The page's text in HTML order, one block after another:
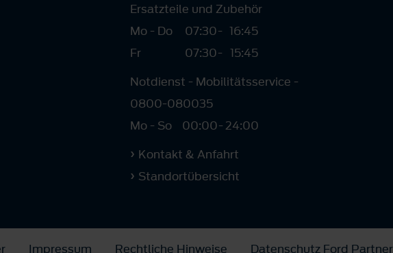
Ersatzteile und Zubehör
Mo - Do
07:30- 16:45
Fr
07:30- 15:45
Notdienst - Mobilitätsservice -
0800-080035
Mo - So
00:00-24:00
Kontakt & Anfahrt
Standortübersicht
Impressum Rechtliche Hinweise Datenschutz Ford Partner